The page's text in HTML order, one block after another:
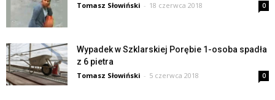
Tomasz Słowiński - 18 czerwca 2018 0
Wypadek w Szklarskiej Porębie 1-osoba spadła
z 6 pietra
Tomasz Słowiński - 5 czerwca 2018 0